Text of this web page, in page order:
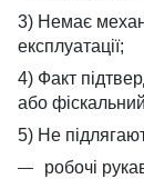
3) Немає
експлуатації;
4) Факт
або
5) Не
робочі